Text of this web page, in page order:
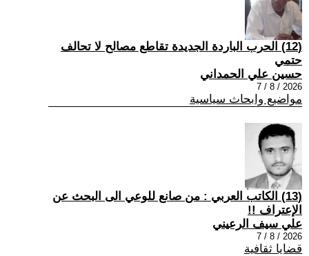
(12) الحرب الباردة الجديدة تقاطع مصالح لا تحالف
حتمي
حسين علي الحمداني
2026 / 8 / 7
مواضيع وابحاث سياسية
(13) الكاتب العربي : من صانع للوعي الى البحث عن
الإعتراف !!
علي سيف الرعيني
2026 / 8 / 7
قضايا ثقافية